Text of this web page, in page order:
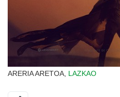
ARERIA ARETOA, LAZKAO